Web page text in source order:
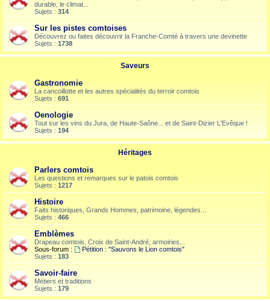
durable, le climat...
Sujets : 314
Sur les pistes comtoises
Découvrez ou faites découvrir la Franche-Comté à travers une devinette
Sujets : 1738
Saveurs
Gastronomie
La cancoillotte et les autres spécialités du terroir comtois
Sujets : 691
Oenologie
Tout sur les vins du Jura, de Haute-Saône... et de Saint-Dizier L'Evêque !
Sujets : 194
Héritages
Parlers comtois
Les questions et remarques sur le patois comtois
Sujets : 1217
Histoire
Faits historiques, Grands Hommes, patrimoine, légendes...
Sujets : 466
Emblèmes
Drapeau comtois, Croix de Saint-André, armoiries...
Sous-forum :
Pétition : "Sauvons le Lion comtois"
Sujets : 183
Savoir-faire
Métiers et traditions
Sujets : 179